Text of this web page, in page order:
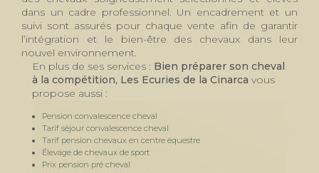
dans un cadre professionnel. Un encadrement et un
suivi sont assurés pour chaque vente afin de garantir
l’intégration et le bien-être des chevaux dans leur
nouvel environnement.
En plus de ses services : Bien préparer son cheval
à la compétition, Les Ecuries de la Cinarca vous
propose aussi :
Pension convalescence cheval
Tarif séjour convalescence cheval
Tarif pension chevaux en centre équestre
Élevage de chevaux de sport
Prix pension pré cheval